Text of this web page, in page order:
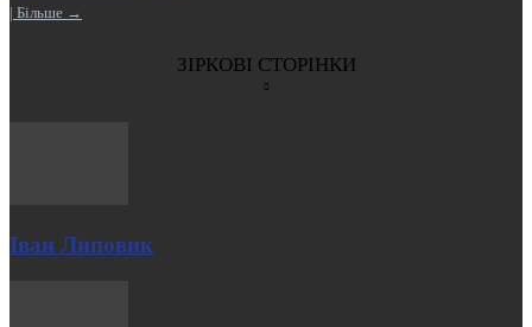
| Більше →
ЗІРКОВІ СТОРІНКИ
Іван Липовик